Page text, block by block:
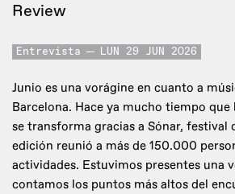
Review
Entrevista LUN 29 JUN 2026
Junio es una vorágine en cuanto a
Barcelona. Hace ya mucho tiempo que
se transforma gracias a Sónar, festival
edición reunió a más de 150.000
actividades. Estuvimos presentes una
contamos los puntos más altos del